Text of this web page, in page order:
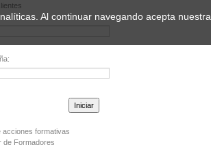
acciones formativas
de Formadores
Al continuar navegando acepta nuestra